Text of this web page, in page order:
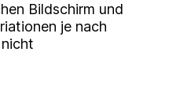
Bildschirm und
je nach